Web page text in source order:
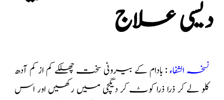
دیسی علاج
نسخہ الشفاء: بادام کے بیرونی سخت چھلکے کم از کم آدھ
کلو لے کر ذرا ذرا کوٹ کر دیگچی میں رکھیں اور اس